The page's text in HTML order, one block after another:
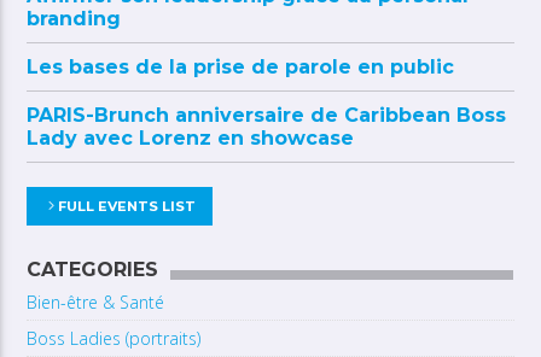
branding
Les bases de la prise de parole en public
PARIS-Brunch anniversaire de Caribbean Boss
Lady avec Lorenz en showcase
FULL EVENTS LIST
CATEGORIES
Bien-être & Santé
Boss Ladies (portraits)